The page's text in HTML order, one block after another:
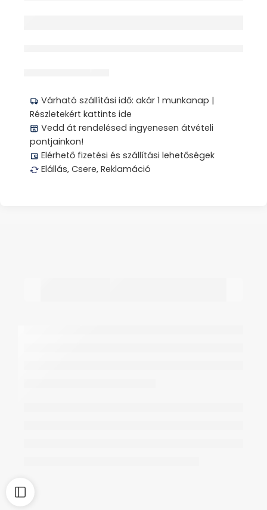
Várható szállítási idő: akár 1 munkanap |
Részletekért kattints ide
Vedd át rendelésed ingyenesen átvételi
pontjainkon!
Elérhető fizetési és szállítási lehetőségek
Elállás, Csere, Reklamáció